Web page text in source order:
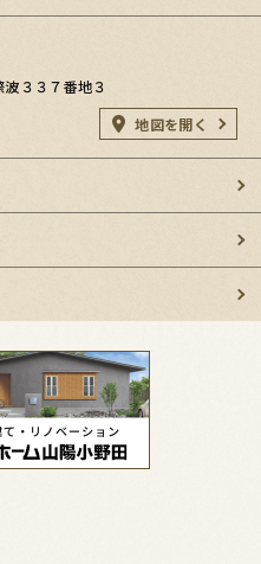
３３７番地３
地図を開く